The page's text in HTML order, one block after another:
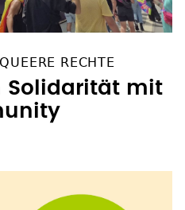
RECHTE
Solidarität mit